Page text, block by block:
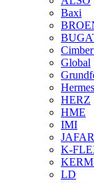
Baxi
Global
Hermes
HERZ
HME
IMI
JAFAR
K-
LD